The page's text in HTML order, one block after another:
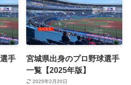
手
宮城県出身のプロ野球選手
一覧【2025年版】
2025年2月20日